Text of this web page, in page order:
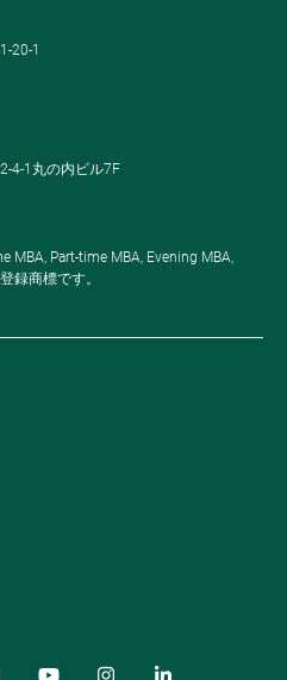
20-1
4-1丸の内ビル7F
MBA, Part-time MBA, Evening MBA,
録商標です。